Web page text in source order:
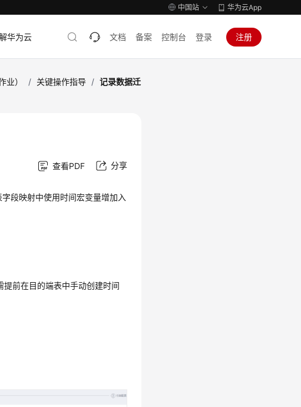
中国站 华为云App
华为云 文档 备案 控制台 登录 注册
业） / 关键操作指导 / 记录数据迁
查看PDF 分享
段映射中使用时间宏变量增加入
前在目的端表中手动创建时间